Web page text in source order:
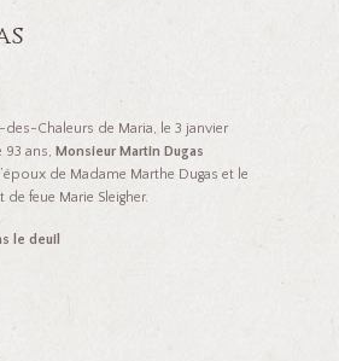
b
o
k
ge
r
Chaleurs de Maria, le 3 janvier
93 ans, Monsieur Martin Dugas
de Madame Marthe Dugas et le
feue Marie Sleigher.
le deuil